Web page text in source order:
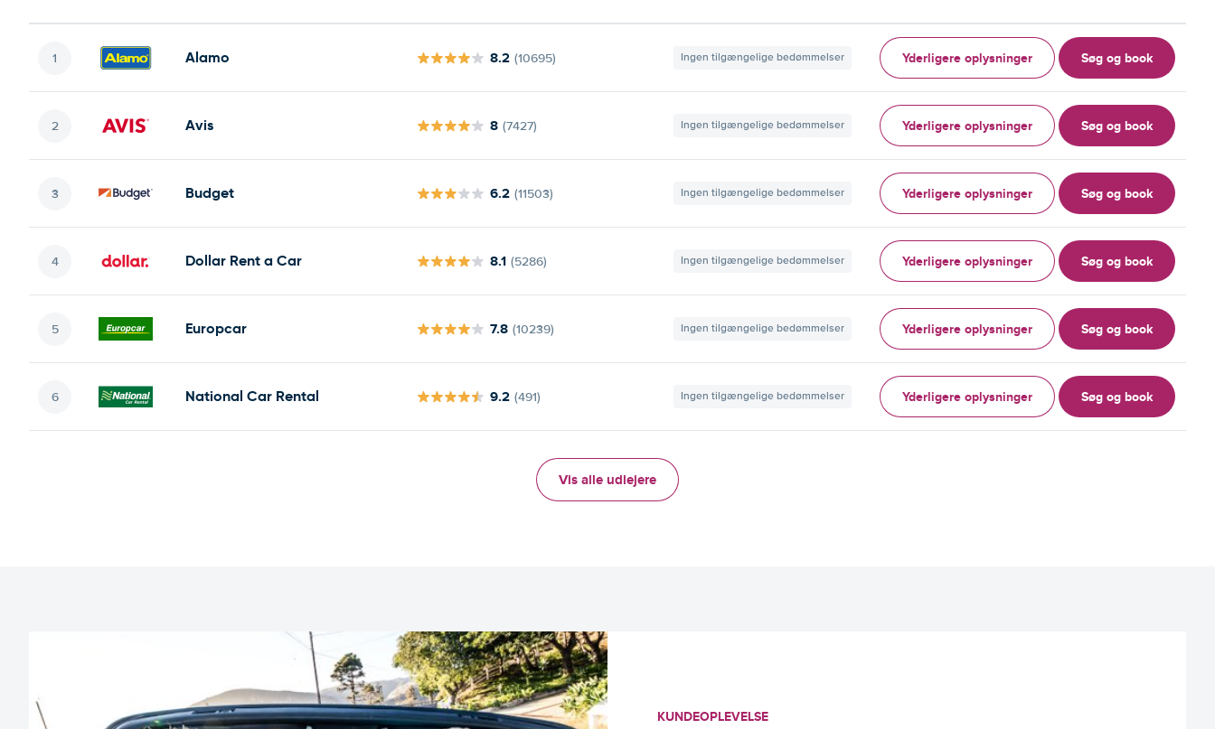
Alamo 8.2 (10695) Ingen tilgængelige bedømmelser Yderligere oplysninger Søg og book
Avis 8 (7427) Ingen tilgængelige bedømmelser Yderligere oplysninger Søg og book
Budget 6.2 (11503) Ingen tilgængelige bedømmelser Yderligere oplysninger Søg og book
Dollar Rent a Car 8.1 (5286) Ingen tilgængelige bedømmelser Yderligere oplysninger Søg og book
Europcar 7.8 (10239) Ingen tilgængelige bedømmelser Yderligere oplysninger Søg og book
National Car Rental 9.2 (491) Ingen tilgængelige bedømmelser Yderligere oplysninger Søg og book
Vis alle udlejere
KUNDEOPLEVELSE